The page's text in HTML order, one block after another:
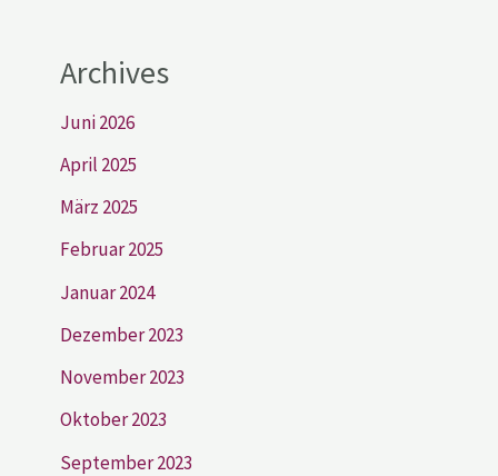
Archives
Juni 2026
April 2025
März 2025
Februar 2025
Januar 2024
Dezember 2023
November 2023
Oktober 2023
September 2023